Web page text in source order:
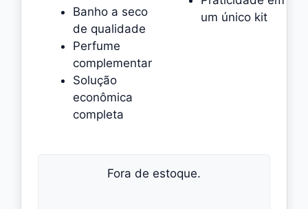
Banho a seco
de qualidade
Perfume
complementar
Solução
econômica
completa
um único kit
Fora de estoque.